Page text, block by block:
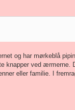
og har mørkeblå
knapper ved
eller familie. I